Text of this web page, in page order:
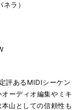
ラ）
評あるMIDIシーケン
ーディオ編集やミキ
山としての信頼性も